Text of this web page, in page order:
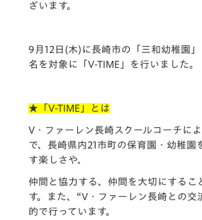
ざいます。
9月12日(木)に長崎市の「三和幼稚園」
名を対象に「V-TIME」
を行いました。
★「V-TIME」とは
V・ファーレン長崎スクールコーチに
で、 長崎県内21市町の保育園・幼稚園
す楽しさや、
仲間と協力する、仲間を大切にするこ
す。
また、“V・ファーレン長崎との交
的で行っています。